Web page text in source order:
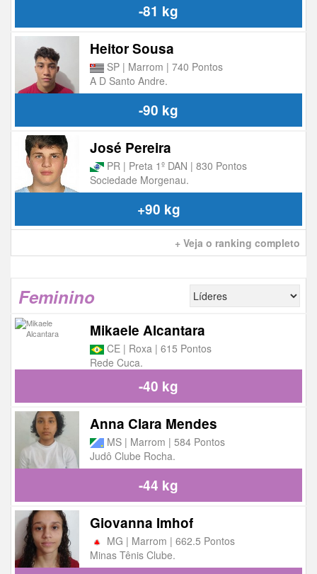
-81 kg
Heitor Sousa
SP | Marrom | 740 Pontos
A D Santo Andre.
-90 kg
José Pereira
PR | Preta 1º DAN | 830 Pontos
Sociedade Morgenau.
+90 kg
+ Veja o ranking completo
Feminino
Mikaele Alcantara
CE | Roxa | 615 Pontos
Rede Cuca.
-40 kg
Anna Clara Mendes
MS | Marrom | 584 Pontos
Judô Clube Rocha.
-44 kg
Giovanna Imhof
MG | Marrom | 662.5 Pontos
Minas Tênis Clube.